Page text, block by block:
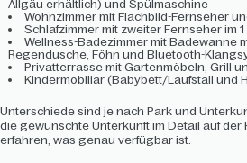
Allgäu erhältlich) und Spülmaschine
Wohnzimmer mit Flachbild-Fernseher
Schlafzimmer mit zweiter Fernseher im
Wellness-Badezimmer mit Badewanne
Regendusche, Föhn und Bluetooth-
Privatterrasse mit Gartenmöbeln, Grill
Kindermobiliar (Babybett/Laufstall und
Unterschiede sind je nach Park und
die gewünschte Unterkunft im Detail auf der
erfahren, was genau verfügbar ist.